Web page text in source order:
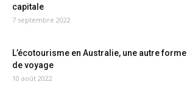
capitale
7 septembre 2022
L’écotourisme en Australie, une autre forme
de voyage
10 août 2022